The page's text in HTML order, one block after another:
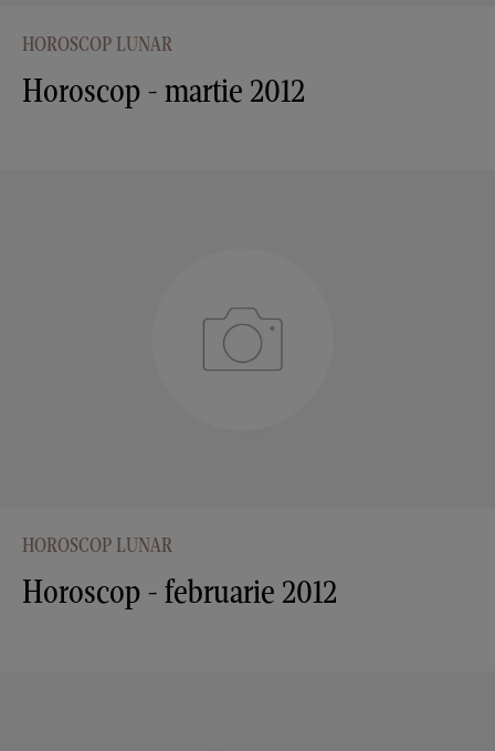
HOROSCOP LUNAR
Horoscop - martie 2012
HOROSCOP LUNAR
Horoscop - februarie 2012